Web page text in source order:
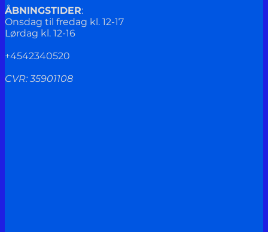
ÅBNINGSTIDER:
Onsdag til fredag kl. 12-17
Lørdag kl. 12-16
+4542340520
CVR: 35901108